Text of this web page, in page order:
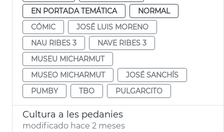
EN PORTADA TEMÁTICA
NORMAL
CÓMIC
JOSÉ LUIS MORENO
NAU RIBES 3
NAVE RIBES 3
MUSEU MICHARMUT
MUSEO MICHARMUT
JOSÉ SANCHÍS
PUMBY
TBO PULGARCITO
Cultura a les pedanies
modificado hace 2 meses